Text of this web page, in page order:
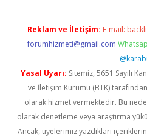
Reklam ve İletişim: E-mail:
forumhizmeti@gmail.com
Yasal Uyarı: Sitemiz, 5651 Sayılı
ve İletişim Kurumu (BTK)
olarak hizmet vermektedir. Bu
olarak denetleme veya araştırma
Ancak, üyelerimiz yazdıkları